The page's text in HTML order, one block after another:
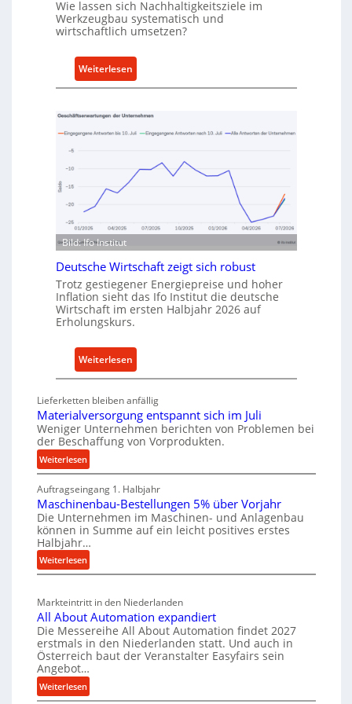
t
A
k
a
u
I
r
i
e
-
r
s
t
z
t
i
l
e
n
e
n
Wie lassen sich Nachhaltigkeitsziele im
Werkzeugbau systematisch und
wirtschaftlich umsetzen?
Weiterlesen:
M
t
h
e
ü
r
n
a
c
h
a
l
t
i
g
e
W
k
z
e
b
a
u
p
r
o
Bild: Ifo Institut
Deutsche Wirtschaft zeigt sich robust
Trotz gestiegener Energiepreise und hoher
Inflation sieht das Ifo Institut die deutsche
Wirtschaft im ersten Halbjahr 2026 auf
Erholungskurs.
Weiterlesen:
D
t
s
h
e
W
s
h
a
f
t
Lieferketten bleiben anfällig
Materialversorgung entspannt sich im Juli
Weniger Unternehmen berichten von Problemen bei
der Beschaffung von Vorprodukten.
Weiterlesen:
M
a
t
e
r
i
a
l
e
r
s
o
g
u
Auftragseingang 1. Halbjahr
Maschinenbau-Bestellungen 5% über Vorjahr
Die Unternehmen im Maschinen- und Anlagenbau
können in Summe auf ein leicht positives erstes
Halbjahr…
Weiterlesen:
M
s
c
h
i
n
e
n
Markteintritt in den Niederlanden
All About Automation expandiert
Die Messereihe All About Automation findet 2027
erstmals in den Niederlanden statt. Und auch in
Österreich baut der Veranstalter Easyfairs sein
Angebot…
Weiterlesen:
A